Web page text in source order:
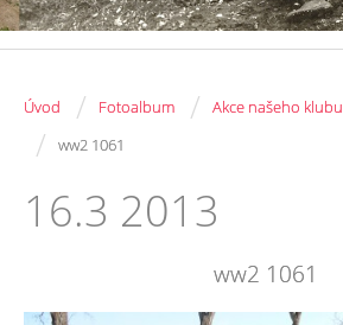
Úvod / Fotoalbum / Akce našeho klubu
/ ww2 1061
16.3 2013
ww2 1061